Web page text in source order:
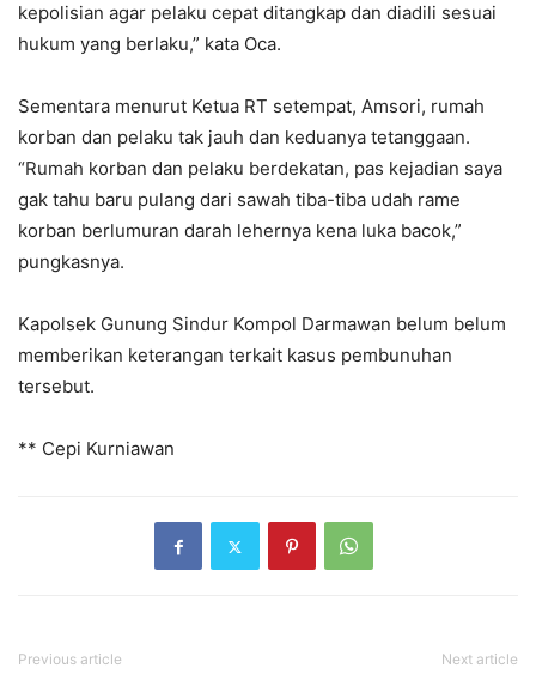
kepolisian agar pelaku cepat ditangkap dan diadili sesuai
hukum yang berlaku,” kata Oca.
Sementara menurut Ketua RT setempat, Amsori, rumah
korban dan pelaku tak jauh dan keduanya tetanggaan.
“Rumah korban dan pelaku berdekatan, pas kejadian saya
gak tahu baru pulang dari sawah tiba-tiba udah rame
korban berlumuran darah lehernya kena luka bacok,”
pungkasnya.
Kapolsek Gunung Sindur Kompol Darmawan belum belum
memberikan keterangan terkait kasus pembunuhan
tersebut.
** Cepi Kurniawan
Previous article Next article